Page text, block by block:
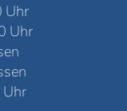
Uhr
Uhr